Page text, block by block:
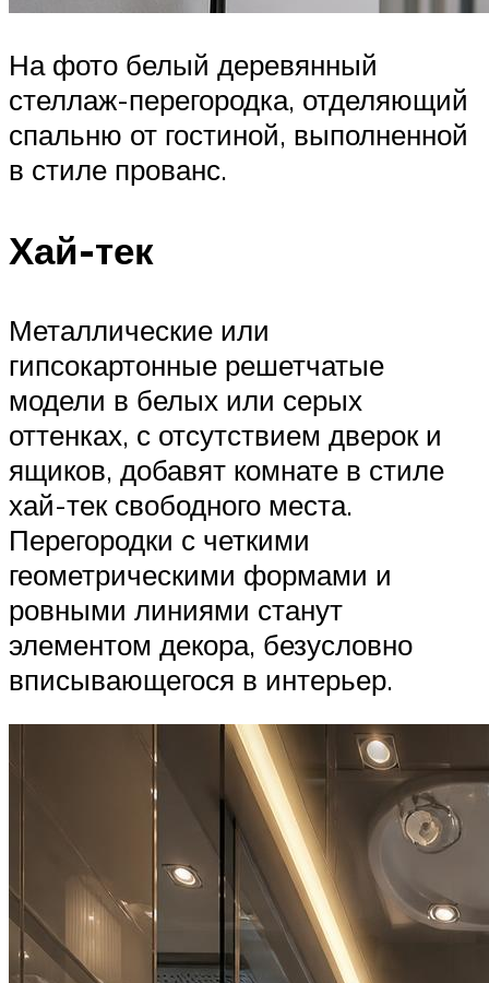
На фото белый деревянный
стеллаж-перегородка, отделяющий
спальню от гостиной, выполненной
в стиле прованс.
Хай-тек
Металлические или
гипсокартонные решетчатые
модели в белых или серых
оттенках, с отсутствием дверок и
ящиков, добавят комнате в стиле
хай-тек свободного места.
Перегородки с четкими
геометрическими формами и
ровными линиями станут
элементом декора, безусловно
вписывающегося в интерьер.